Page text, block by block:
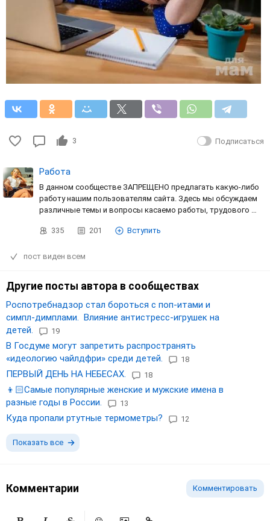
3 Подписаться
Работа
В данном сообществе ЗАПРЕЩЕНО предлагать какую-либо
работу нашим пользователям сайта. Здесь мы обсуждаем
различные темы и вопросы касаемо работы, трудового …
335 201 Вступить
пост виден всем
Другие посты автора в сообществах
Роспотребнадзор стал бороться с поп-итами и
симпл-димплами. Влияние антистресс-игрушек на
детей.
19
В Госдуме могут запретить распространять
«идеологию чайлдфри» среди детей.
18
ПЕРВЫЙ ДЕНЬ НА НЕБЕСАХ. 18
👦🏻Самые популярные женские и мужские имена в
разные годы в России.
13
Куда пропали ртутные термометры? 12
Показать все
Комментарии Комментировать